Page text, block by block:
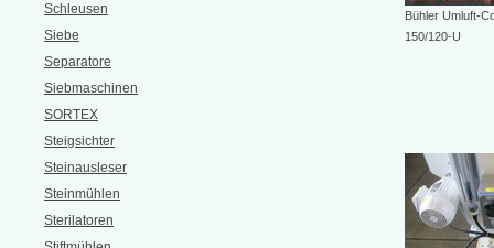
Schleusen
Siebe
Separatore
Siebmaschinen
SORTEX
Steigsichter
Steinausleser
Steinmühlen
Sterilatoren
Bühler Umluft-
150/120-U